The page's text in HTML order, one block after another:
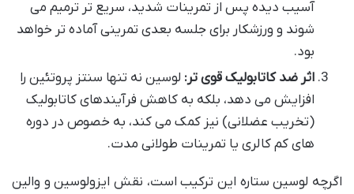
آسیب دیده پس از تمرینات شدید، سریع تر ترمیم می
شوند و ورزشکار برای جلسه بعدی تمرینی آماده تر خواهد
بود.
اثر ضد کاتابولیک قوی تر: لوسین نه تنها سنتز پروتئین را
افزایش می دهد، بلکه به کاهش فرآیندهای کاتابولیک
(تخریب عضلانی) نیز کمک می کند، به خصوص در دوره
های کم کالری یا تمرینات طولانی مدت.
اگرچه لوسین ستاره این ترکیب است، نقش ایزولوسین و والین